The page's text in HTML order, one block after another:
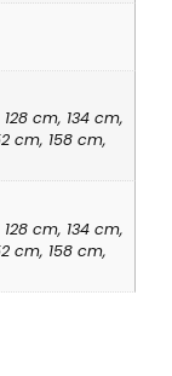
128 cm, 134 cm,
cm, 158 cm,
128 cm, 134 cm,
cm, 158 cm,